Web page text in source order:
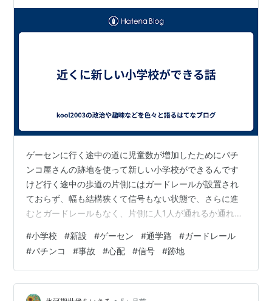
ゲーセンに行く途中の道に児童数が増加したためにパチ
ンコ屋さんの跡地を使って新しい小学校ができるんです
けど行く途中の歩道の片側にはガードレールが設置され
ておらず、幅も結構狭くて信号もない状態で、さらに進
むとガードレールもなく、片側に人1人が通れるか通れな
れ以上の拡張ができない状態でここを通ってゲーセンに
行けるんですけどいつも通っている道は大型車も通るこ
とが多く学校の通学路もこの道路上にあって、子供たち
が事故に遭わないか心配になってきます。最後にお気に
#小学校 #新設 #ゲーセン #通学路 #ガードレール
#パチンコ #事故 #心配 #信号 #跡地